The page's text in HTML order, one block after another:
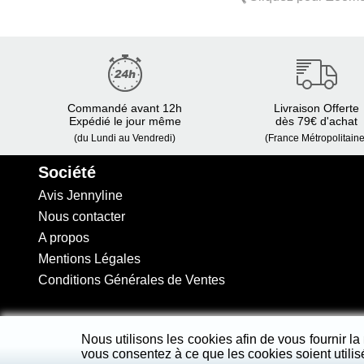
Commandé avant 12h
Expédié le jour même
(du Lundi au Vendredi)
Livraison Offerte
dès 79€ d'achat
(France
Société
Avis Jennyline
Nous contacter
A propos
Mentions Légales
Conditions Générales de Ventes
Copyright2026 - Jennyline - All Rights Reserved.
Nous utilisons les cookies afin de vous fournir
vous consentez à ce que les cookies soient